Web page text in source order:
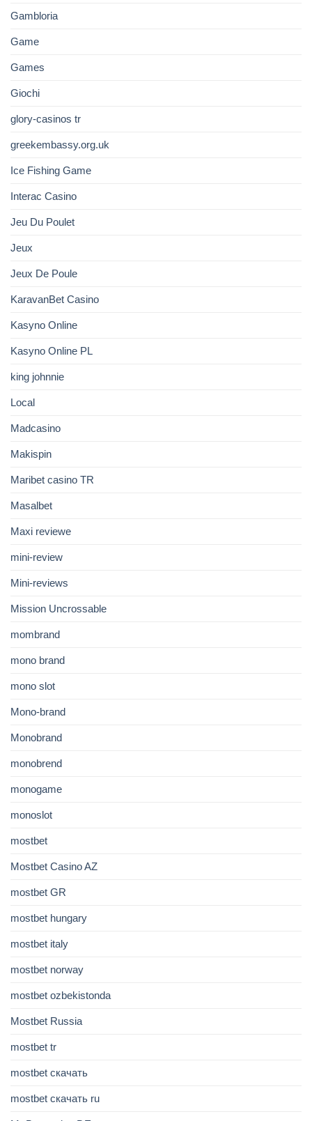
Gambloria
Game
Games
Giochi
glory-casinos tr
greekembassy.org.uk
Ice Fishing Game
Interac Casino
Jeu Du Poulet
Jeux
Jeux De Poule
KaravanBet Casino
Kasyno Online
Kasyno Online PL
king johnnie
Local
Madcasino
Makispin
Maribet casino TR
Masalbet
Maxi reviewe
mini-review
Mini-reviews
Mission Uncrossable
mombrand
mono brand
mono slot
Mono-brand
Monobrand
monobrend
monogame
monoslot
mostbet
Mostbet Casino AZ
mostbet GR
mostbet hungary
mostbet italy
mostbet norway
mostbet ozbekistonda
Mostbet Russia
mostbet tr
mostbet скачать
mostbet скачать ru